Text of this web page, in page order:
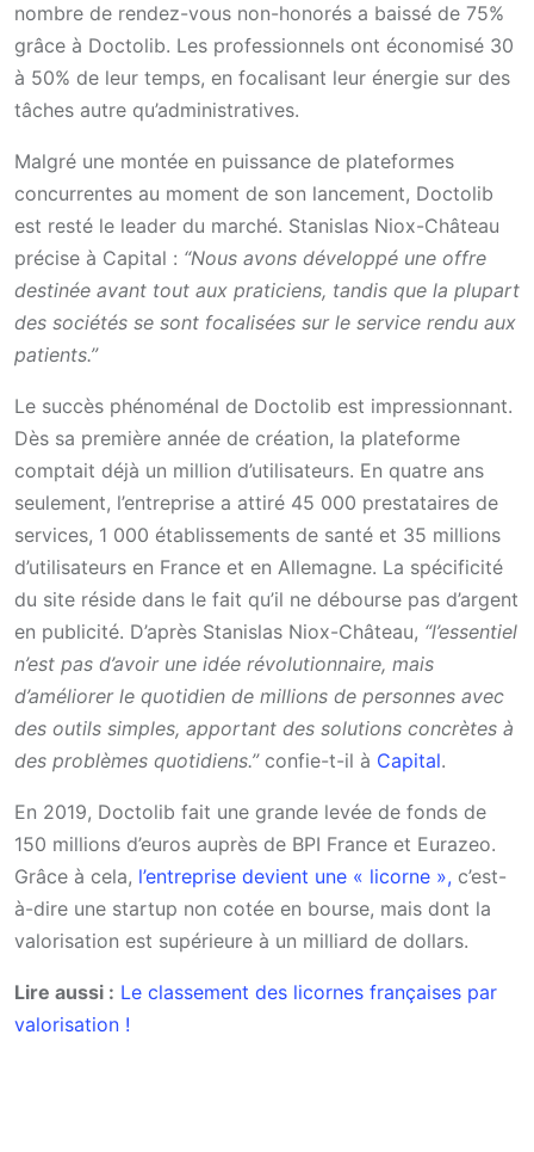
nombre de rendez-vous non-honorés a baissé de 75%
grâce à Doctolib. Les professionnels ont économisé 30
à 50% de leur temps, en focalisant leur énergie sur des
tâches autre qu’administratives.
Malgré une montée en puissance de plateformes
concurrentes au moment de son lancement, Doctolib
est resté le leader du marché. Stanislas Niox-Château
précise à Capital : “Nous avons développé une offre
destinée avant tout aux praticiens, tandis que la plupart
des sociétés se sont focalisées sur le service rendu aux
patients.”
Le succès phénoménal de Doctolib est impressionnant.
Dès sa première année de création, la plateforme
comptait déjà un million d’utilisateurs. En quatre ans
seulement, l’entreprise a attiré 45 000 prestataires de
services, 1 000 établissements de santé et 35 millions
d’utilisateurs en France et en Allemagne. La spécificité
du site réside dans le fait qu’il ne débourse pas d’argent
en publicité. D’après Stanislas Niox-Château, “l’essentiel
n’est pas d’avoir une idée révolutionnaire, mais
d’améliorer le quotidien de millions de personnes avec
des outils simples, apportant des solutions concrètes à
des problèmes quotidiens.” confie-t-il à Capital.
En 2019, Doctolib fait une grande levée de fonds de
150 millions d’euros auprès de BPI France et Eurazeo.
Grâce à cela, l’entreprise devient une « licorne », c’est-
à-dire une startup non cotée en bourse, mais dont la
valorisation est supérieure à un milliard de dollars.
Lire aussi : Le classement des licornes françaises par
valorisation !